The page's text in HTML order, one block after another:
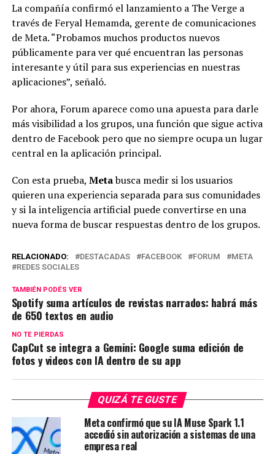
La compañía confirmó el lanzamiento a The Verge a
través de Feryal Hemamda, gerente de comunicaciones
de Meta. “Probamos muchos productos nuevos
públicamente para ver qué encuentran las personas
interesante y útil para sus experiencias en nuestras
aplicaciones”, señaló.
Por ahora, Forum aparece como una apuesta para darle
más visibilidad a los grupos, una función que sigue activa
dentro de Facebook pero que no siempre ocupa un lugar
central en la aplicación principal.
Con esta prueba, Metabusca medir si los usuarios
quieren una experiencia separada para sus comunidades
y si la inteligencia artificial puede convertirse en una
nueva forma de buscar respuestas dentro de los grupos.
RELACIONADO: DESTACADAS FACEBOOK FORUM
META
REDES SOCIALES
TAMBIÉN PODÉS VER
Spotify suma artículos de revistas narrados: habrá más
de 650 textos en audio
NO TE PIERDAS
CapCut se integra a Gemini: Google suma edición de
fotos y videos con IA dentro de su app
QUIZÁ TE GUSTE
Meta confirmó que su IA Muse Spark 1.1
accedió sin autorización a sistemas de una
empresa real